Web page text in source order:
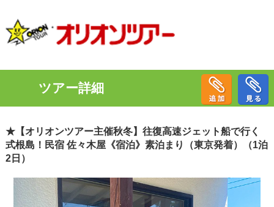
ツアー詳細
★【オリオンツアー主催秋冬】往復高速ジェット船で行く
式根島！民宿 佐々木屋《宿泊》素泊まり（東京発着）（1泊
2日）